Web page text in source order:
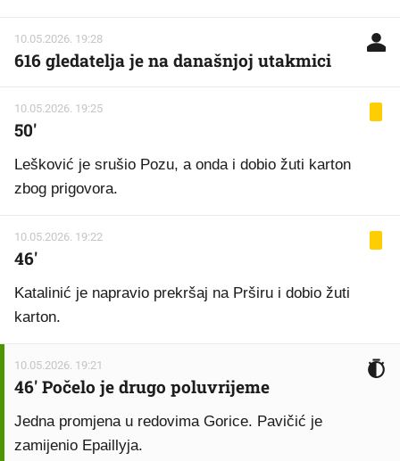
10.05.2026. 19:28
616 gledatelja je na današnjoj utakmici
10.05.2026. 19:25
50'
Lešković je srušio Pozu, a onda i dobio žuti karton
zbog prigovora.
10.05.2026. 19:22
46'
Katalinić je napravio prekršaj na Prširu i dobio žuti
karton.
10.05.2026. 19:21
46' Počelo je drugo poluvrijeme
Jedna promjena u redovima Gorice. Pavičić je
zamijenio Epaillyja.